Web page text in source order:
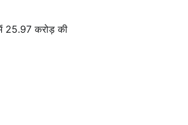
25.97 करोड़ की